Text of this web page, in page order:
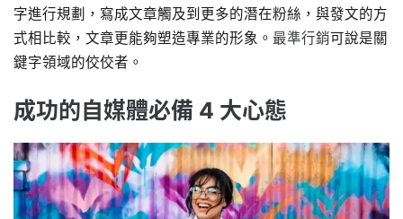
字進行規劃，寫成文章觸及到更多的潛在粉絲，與發文的方
式相比較，文章更能夠塑造專業的形象。 最準行銷可說是關
鍵字領域的佼佼者。
成功的自媒體必備 4 大心態